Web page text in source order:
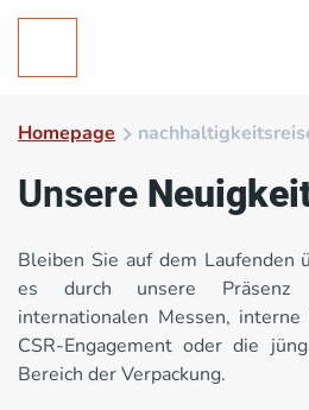
Homepage
Unsere
Bleiben Sie auf dem Laufenden
es durch unsere Präsenz
internationalen Messen,
CSR-Engagement oder die
Bereich der Verpackung.